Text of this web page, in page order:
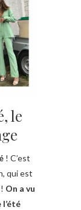
le
! C’est
qui est
On a vu